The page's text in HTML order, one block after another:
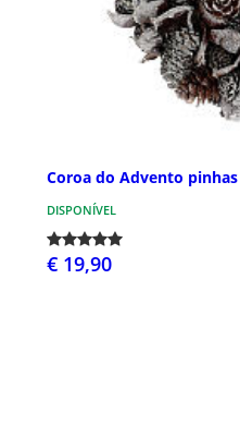
Coroa do Advento
DISPONÍVEL
€ 19,90